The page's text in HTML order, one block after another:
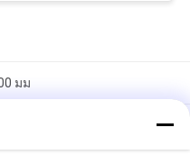
มม
เครื่องเชื่อมลวดตาข่าย